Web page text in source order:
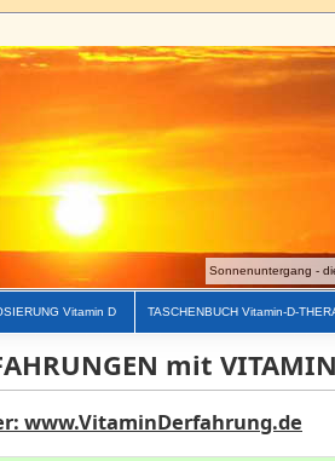
Sonnenuntergang -
Vitamin D TASCHENBUCH Vitamin-D-
mit
www.VitaminDerfahrung.de